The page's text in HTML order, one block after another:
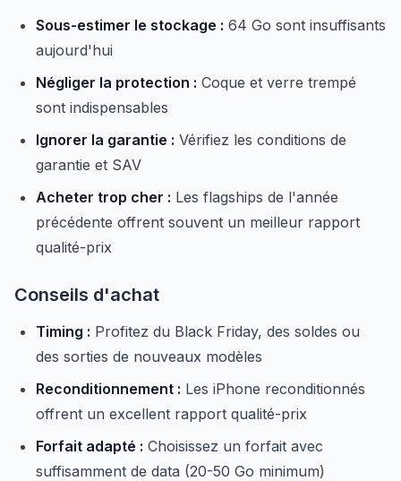
Sous-estimer le stockage : 64 Go sont insuffisants
aujourd'hui
Négliger la protection : Coque et verre trempé
sont indispensables
Ignorer la garantie : Vérifiez les conditions de
garantie et SAV
Acheter trop cher : Les flagships de l'année
précédente offrent souvent un meilleur rapport
qualité-prix
Conseils d'achat
Timing : Profitez du Black Friday, des soldes ou
des sorties de nouveaux modèles
Reconditionnement : Les iPhone reconditionnés
offrent un excellent rapport qualité-prix
Forfait adapté : Choisissez un forfait avec
suffisamment de data (20-50 Go minimum)